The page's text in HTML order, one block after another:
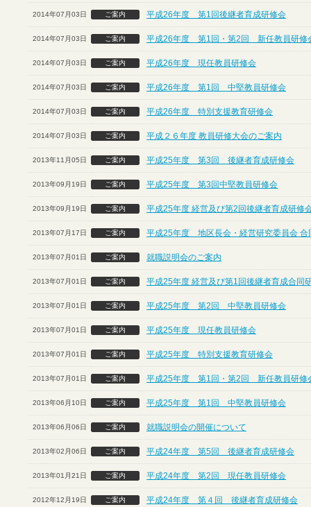
2014年07月03日 ご案内 平成26年度 第1回後継者育成研修会
2014年07月03日 ご案内 平成26年度 第1回・第2回 新任教員研修
2014年07月03日 ご案内 平成26年度 現任教員研修会
2014年07月03日 ご案内 平成26年度 第1回 中堅教員研修会
2014年07月03日 ご案内 平成26年度 特別支援教育研修会
2014年07月03日 ご案内 平成２６年度 教員研修大会のご案内
2013年11月05日 ご案内 平成25年度 第3回 後継者育成研修会
2013年09月19日 ご案内 平成25年度 第3回中堅教員研修会
2013年09月19日 ご案内 平成25年度 経営及び第2回後継者育成研修
2013年07月17日 ご案内 平成25年度 地区長会・経営研究委員会 合
2013年07月01日 ご案内 就職説明会のご案内
2013年07月01日 ご案内 平成25年度 経営及び第1回後継者育成合同
2013年07月01日 ご案内 平成25年度 第2回 中堅教員研修会
2013年07月01日 ご案内 平成25年度 現任教員研修会
2013年07月01日 ご案内 平成25年度 特別支援教育研修会
2013年07月01日 ご案内 平成25年度 第1回・第2回 新任教員研修
2013年06月10日 ご案内 平成25年度 第1回 中堅教員研修会
2013年06月06日 ご案内 就職説明会の開催について
2013年02月06日 ご案内 平成24年度 第5回 後継者育成研修会
2013年01月21日 ご案内 平成24年度 第2回 現任教員研修会
2012年12月19日 ご案内 平成24年度 第４回 後継者育成研修会